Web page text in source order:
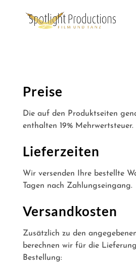
Preise
Die auf den Produktseiten
enthalten 19% Mehrwertsteuer.
Lieferzeiten
Wir versenden Ihre bestellte
Tagen nach Zahlungseingang.
Versandkosten
Zusätzlich zu den
berechnen wir für die
Bestellung: